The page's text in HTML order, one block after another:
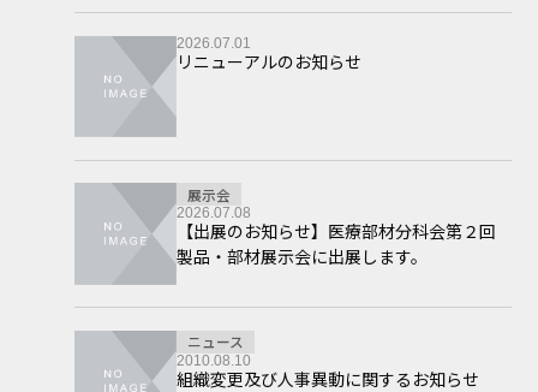
2026.07.01
リニューアルのお知らせ
展示会
2026.07.08
【出展のお知らせ】医療部材分科会第２回
製品・部材展示会に出展します。
ニュース
2010.08.10
組織変更及び人事異動に関するお知らせ